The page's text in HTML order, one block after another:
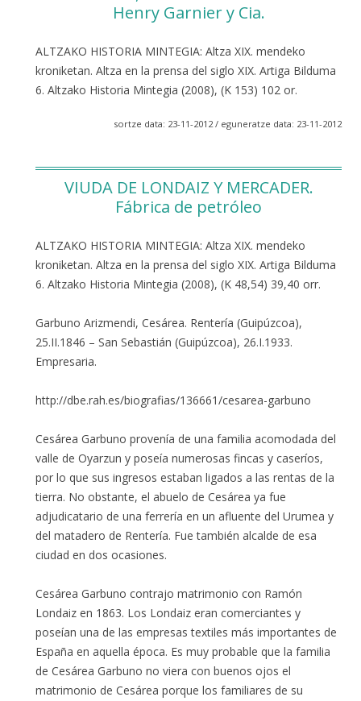
Henry Garnier y Cia.
ALTZAKO HISTORIA MINTEGIA: Altza XIX. mendeko
kroniketan. Altza en la prensa del siglo XIX. Artiga Bilduma
6. Altzako Historia Mintegia (2008), (K 153) 102 or.
sortze data: 23-11-2012 / eguneratze data: 23-11-2012
VIUDA DE LONDAIZ Y MERCADER.
Fábrica de petróleo
ALTZAKO HISTORIA MINTEGIA: Altza XIX. mendeko
kroniketan. Altza en la prensa del siglo XIX. Artiga Bilduma
6. Altzako Historia Mintegia (2008), (K 48,54) 39,40 orr.
Garbuno Arizmendi, Cesárea. Rentería (Guipúzcoa),
25.II.1846 – San Sebastián (Guipúzcoa), 26.I.1933.
Empresaria.
http://dbe.rah.es/biografias/136661/cesarea-garbuno
Cesárea Garbuno provenía de una familia acomodada del
valle de Oyarzun y poseía numerosas fincas y caseríos,
por lo que sus ingresos estaban ligados a las rentas de la
tierra. No obstante, el abuelo de Cesárea ya fue
adjudicatario de una ferrería en un afluente del Urumea y
del matadero de Rentería. Fue también alcalde de esa
ciudad en dos ocasiones.
Cesárea Garbuno contrajo matrimonio con Ramón
Londaiz en 1863. Los Londaiz eran comerciantes y
poseían una de las empresas textiles más importantes de
España en aquella época. Es muy probable que la familia
de Cesárea Garbuno no viera con buenos ojos el
matrimonio de Cesárea porque los familiares de su